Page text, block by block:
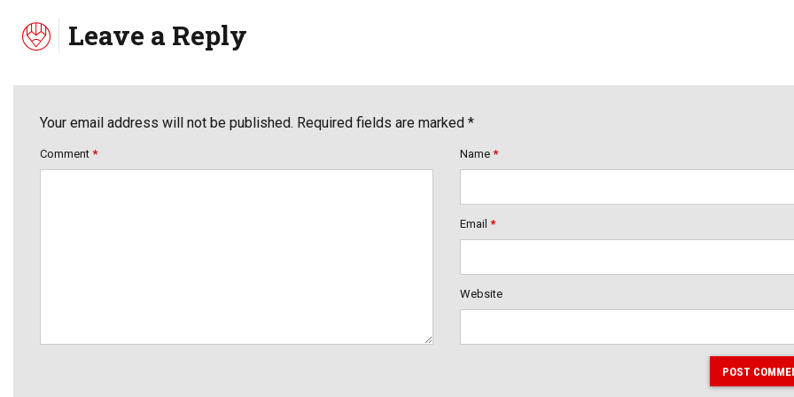
Leave a Reply
Your email address will not be published. Required fields are marked *
Comment * Name *
Email *
Website
POST